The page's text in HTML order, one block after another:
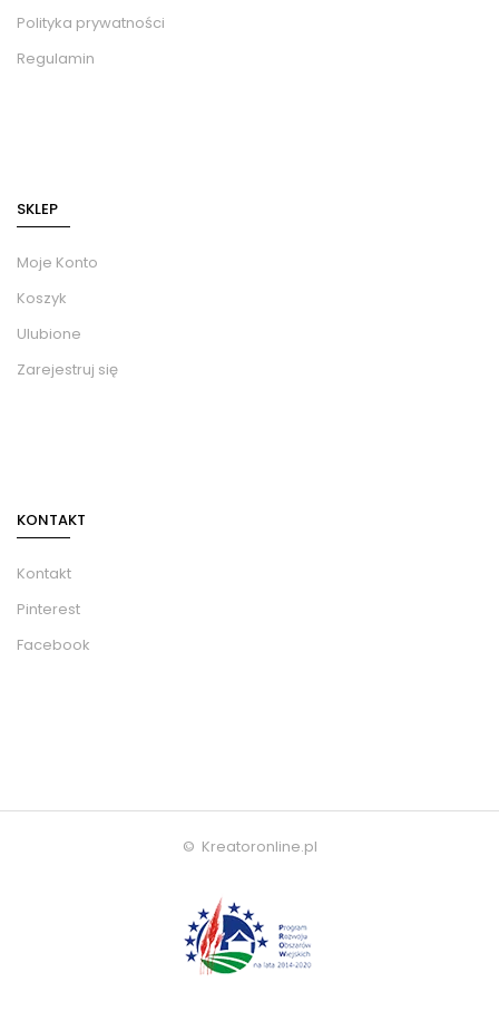
Polityka prywatności
Regulamin
SKLEP
Moje Konto
Koszyk
Ulubione
Zarejestruj się
KONTAKT
Kontakt
Pinterest
Facebook
© Kreatoronline.pl